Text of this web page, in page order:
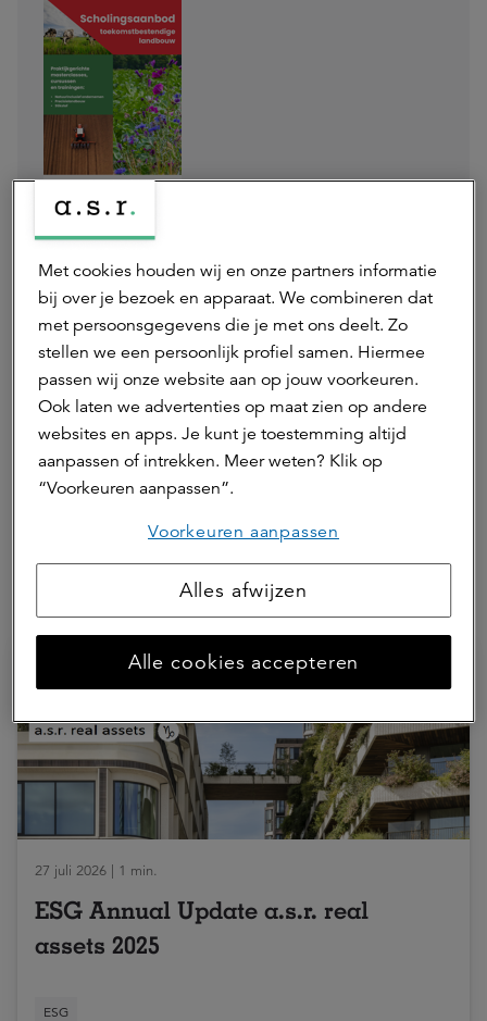
Brochure Scholingsaanbod
Interactief
Download
Deel dit artikel
Hierna lezen
27 juli 2026 | 1 min.
ESG Annual Update a.s.r. real
assets 2025
ESG
Met cookies houden wij en onze partners informatie
bij over je bezoek en apparaat. We combineren dat
met persoonsgegevens die je met ons deelt. Zo
stellen we een persoonlijk profiel samen. Hiermee
passen wij onze website aan op jouw voorkeuren.
Ook laten we advertenties op maat zien op andere
websites en apps. Je kunt je toestemming altijd
aanpassen of intrekken. Meer weten? Klik op
“Voorkeuren aanpassen”.
Voorkeuren aanpassen
Alles afwijzen
Alle cookies accepteren